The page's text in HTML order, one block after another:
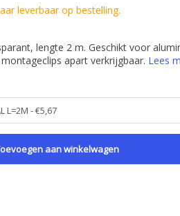
leverbaar op bestelling.
lengte 2 m. Geschikt voor
apart verkrijgbaar. Lees
aan winkelwagen